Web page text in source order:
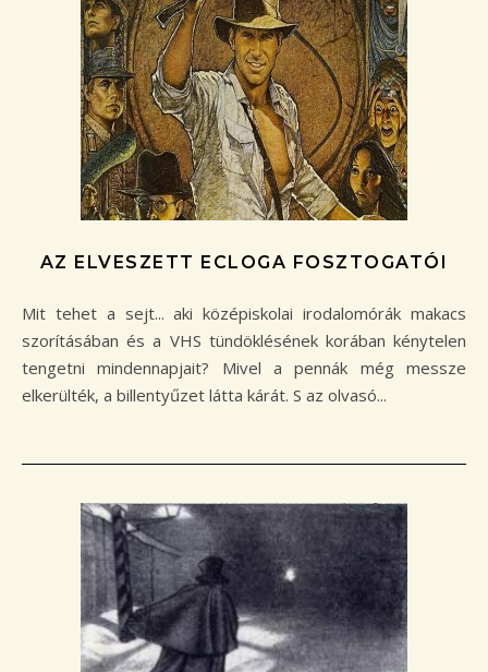
AZ ELVESZETT ECLOGA FOSZTOGATÓI
Mit tehet a sejt... aki középiskolai irodalomórák makacs
szorításában és a VHS tündöklésének korában kénytelen
tengetni mindennapjait? Mivel a pennák még messze
elkerülték, a billentyűzet látta kárát. S az olvasó...